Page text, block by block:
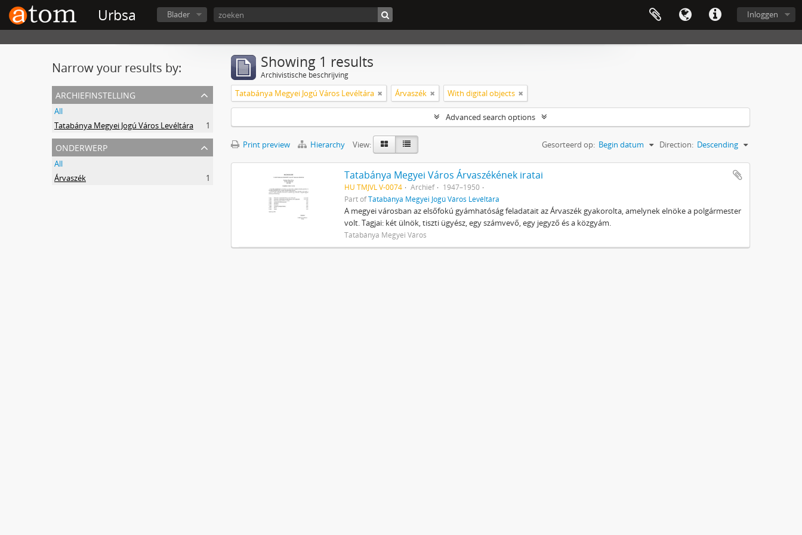
Urbsa Inloggen
Blader
Narrow your results by:
archiefinstelling
All
Tatabánya Megyei Jogú Város Levéltára
1
onderwerp
All
Árvaszék
1
Showing 1 results
Archivistische beschrijving
Tatabánya Megyei Jogú Város Levéltára Árvaszék With digital objects
Advanced search options
Print preview Hierarchy View: Gesorteerd op: Begin datum Direction: Descending
Tatabánya Megyei Város Árvaszékének iratai
HU TMJVL V-0074 Archief
1947–1950
Part ofTatabánya Megyei Jogú Város Levéltára
A megyei városban az elsőfokú gyámhatóság feladatait az Árvaszék gyakorolta, amelynek elnöke a polgármester
volt. Tagjai: két ülnök, tiszti ügyész, egy számvevő, egy jegyző és a közgyám.
Tatabánya Megyei Város